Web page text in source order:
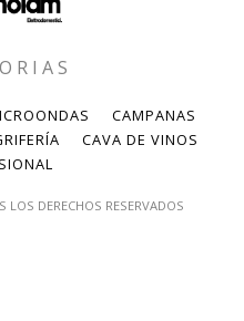
CAMPANAS
CAVA DE VINOS
DERECHOS RESERVADOS